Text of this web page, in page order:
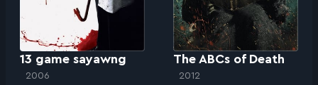
13 game sayawng
2006
The ABCs of Death
2012